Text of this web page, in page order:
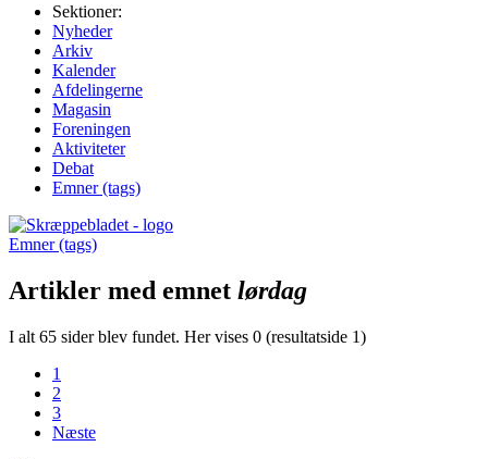
Sektioner:
Nyheder
Arkiv
Kalender
Afdelingerne
Magasin
Foreningen
Aktiviteter
Debat
Emner (tags)
Emner (tags)
Artikler med emnet lørdag
I alt 65 sider blev fundet. Her vises 0 (resultatside 1)
1
2
3
Næste